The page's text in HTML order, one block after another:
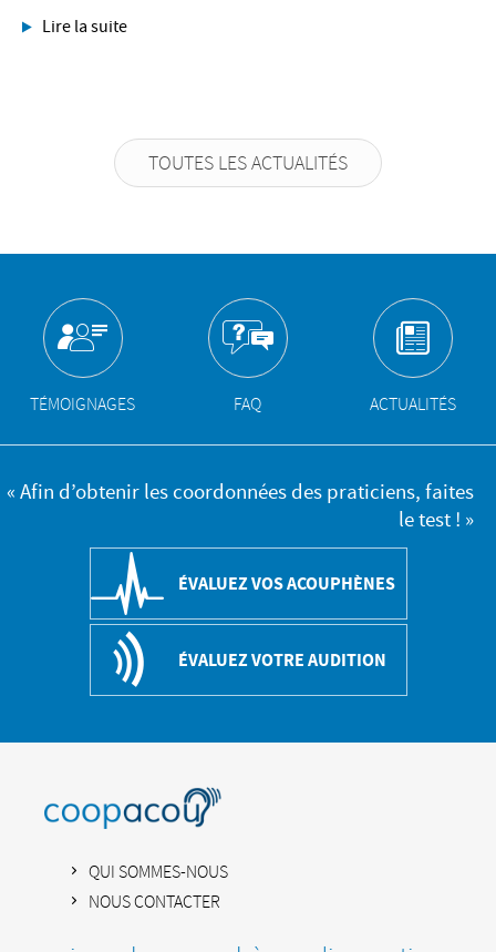
Lire la suite
TOUTES LES ACTUALITÉS
TÉMOIGNAGES FAQ ACTUALITÉS
« Afin d’obtenir les coordonnées des praticiens, faites
le test ! »
ÉVALUEZ VOS ACOUPHÈNES
ÉVALUEZ VOTRE AUDITION
QUI SOMMES-NOUS
NOUS CONTACTER